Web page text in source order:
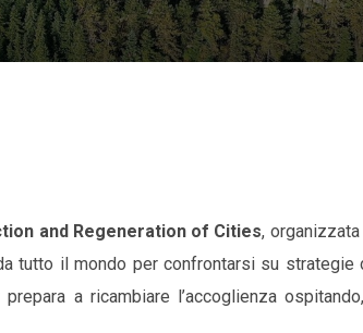
and Regeneration of Cities,
tutto il mondo per confrontarsi su strategie
a ricambiare l’accoglienza